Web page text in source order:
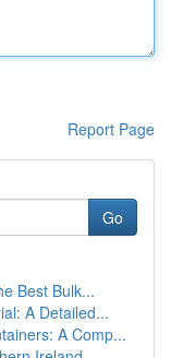
Report Page
Go
Best Bulk...
A Detailed...
A Comp...